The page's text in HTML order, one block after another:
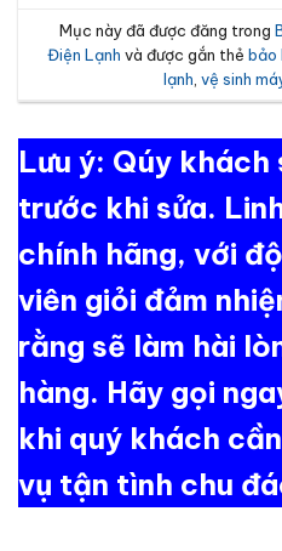
Mục này đã được đăng trong
Điện Lạnh và được gắn thẻ bảo
lạnh vệ sinh
Lưu ý: Qúy
trước khi sửa.
chính hãng, với
viên giỏi đảm
rằng sẽ làm hài
hàng. Hãy gọi
khi quý khách
vụ tận tình chu